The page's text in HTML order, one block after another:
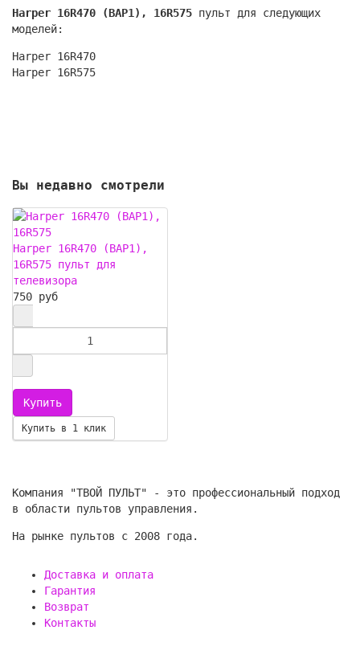
Harper 16R470 (ВАР1), 16R575 пульт для следующих
моделей:
Harper 16R470
Harper 16R575
Вы недавно смотрели
Harper 16R470 (ВАР1),
16R575 пульт для
телевизора
750 руб
Купить в 1 клик
Компания "ТВОЙ ПУЛЬТ" - это профессиональный подход
в области пультов управления.
На рынке пультов с 2008 года.
Доставка и оплата
Гарантия
Возврат
Контакты